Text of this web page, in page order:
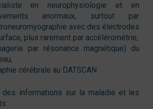
en neurophysiologie et en
anormaux, surtout par
avec des électrodes
plus rarement par accélérométrie,
par résonance magnétique) du
cérébrale au DATSCAN
des informations sur la maladie et les